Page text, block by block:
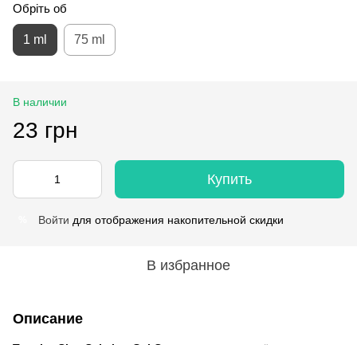
Обріть об
1 ml 75 ml
В наличии
23 грн
Купить
Войти для отображения накопительной скидки
В избранное
Описание